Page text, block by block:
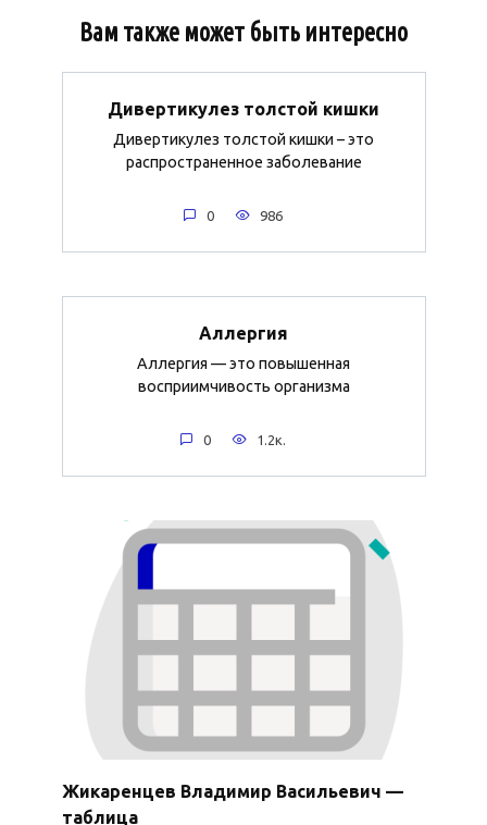
Вам также может быть интересно
Дивертикулез толстой кишки
Дивертикулез толстой кишки – это
распространенное заболевание
0 986
Аллергия
Аллергия — это повышенная
восприимчивость организма
0 1.2к.
Жикаренцев Владимир Васильевич —
таблица